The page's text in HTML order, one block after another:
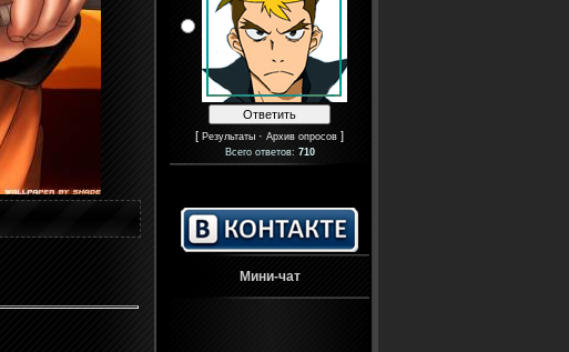
[ Результаты · Архив опросов ]
Всего ответов: 710
Мини-чат